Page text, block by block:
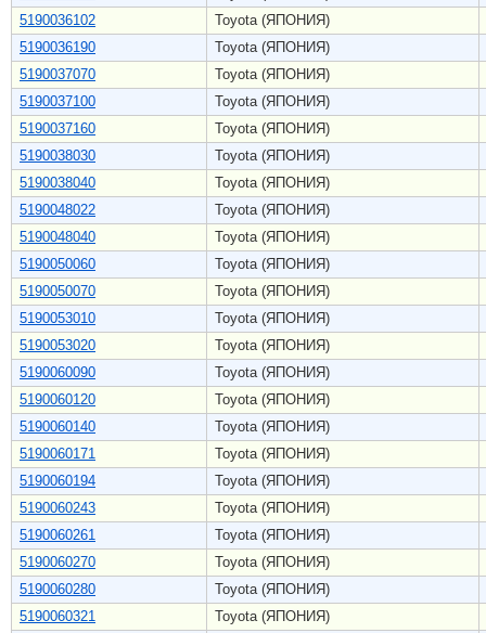
5190036102
Toyota (ЯПОНИЯ)
5190036190
Toyota (ЯПОНИЯ)
5190037070
Toyota (ЯПОНИЯ)
5190037100
Toyota (ЯПОНИЯ)
5190037160
Toyota (ЯПОНИЯ)
5190038030
Toyota (ЯПОНИЯ)
5190038040
Toyota (ЯПОНИЯ)
5190048022
Toyota (ЯПОНИЯ)
5190048040
Toyota (ЯПОНИЯ)
5190050060
Toyota (ЯПОНИЯ)
5190050070
Toyota (ЯПОНИЯ)
5190053010
Toyota (ЯПОНИЯ)
5190053020
Toyota (ЯПОНИЯ)
5190060090
Toyota (ЯПОНИЯ)
5190060120
Toyota (ЯПОНИЯ)
5190060140
Toyota (ЯПОНИЯ)
5190060171
Toyota (ЯПОНИЯ)
5190060194
Toyota (ЯПОНИЯ)
5190060243
Toyota (ЯПОНИЯ)
5190060261
Toyota (ЯПОНИЯ)
5190060270
Toyota (ЯПОНИЯ)
5190060280
Toyota (ЯПОНИЯ)
5190060321
Toyota (ЯПОНИЯ)